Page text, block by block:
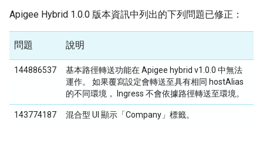
Apigee Hybrid 1.0.0 版本資訊中列出的下列問題已修正：
問題 說明
144886537
基本路徑轉送功能在 Apigee hybrid v1.0.0 中無法
運作。 如果覆寫設定會轉送至具有相同 hostAlias
的不同環境， Ingress 不會依據路徑轉送至環境。
143774187 混合型 UI 顯示「Company」標籤。